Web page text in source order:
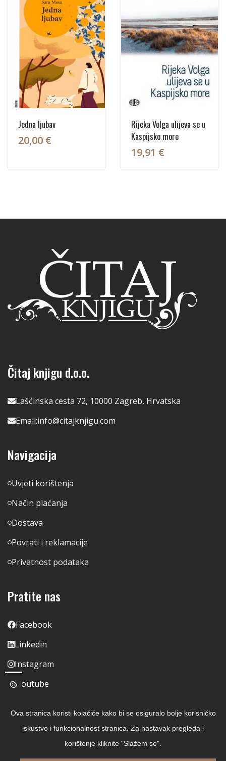
Jedna ljubav
20,00 €
Rijeka Volga ulijeva se u
Kaspijsko more
19,91 €
Čitaj knjigu d.o.o.
Lašćinska cesta 72, 10000 Zagreb, Hrvatska
Email:info@citajknjigu.com
Navigacija
Uvjeti korištenja
Način plaćanja
Dostava
Povrati i reklamacije
Privatnost podataka
Pratite nas
Facebook
Linkedin
Instagram
Youtube
Ova stranica koristi kolačiće kako bi se osiguralo bolje korisničko
iskustvo i funkcionalnost stranica. Za nastavak pregleda i
korištenje kliknite "Slažem se".